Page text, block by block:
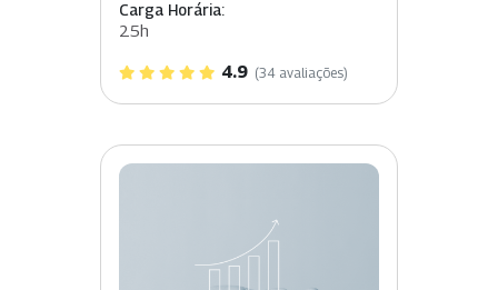
Carga Horária:
25h
4.9 (34 avaliações)